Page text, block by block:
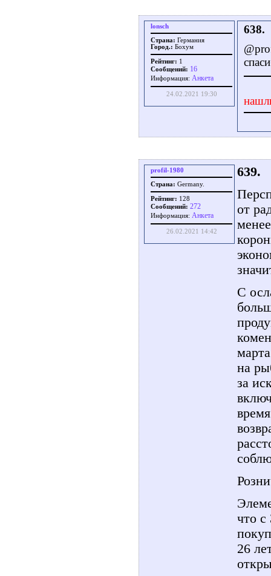
lonsch
Страна: Германия
Город.: Бохум
Рейтинг: 1
Сообщений: 16
Информация: Aнкета
24.02.2021 19:30
638.
profil-1980
Страна: Germany.
Рейтинг: 128
Сообщений: 272
Информация: Aнкета
26.02.2021 14:42
639.
от
С
на
за
что с
26